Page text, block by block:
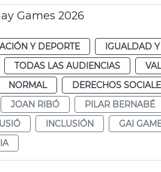
Games 2026
Y DEPORTE IGUALDAD
TODAS LAS AUDIENCIAS
NORMAL
DERECHOS
JOAN RIBÓ PILAR BERNABÉ
INCLUSIÓN GAI